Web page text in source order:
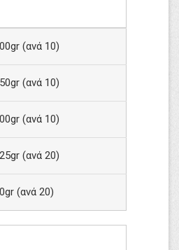
(ανά 10)
(ανά 10)
(ανά 10)
(ανά 20)
(ανά 20)